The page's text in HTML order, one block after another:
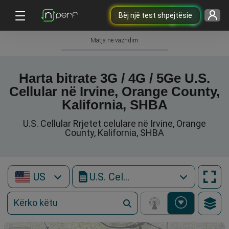
Bëj një test shpejtësie
Matja në vazhdim
Harta bitrate 3G / 4G / 5Ge U.S.
Cellular në Irvine, Orange County,
Kalifornia, SHBA
U.S. Cellular Rrjetet celulare në Irvine, Orange
County, Kalifornia, SHBA
US U.S. Cellular